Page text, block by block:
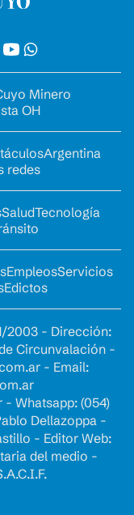
Minero
OH
Argentina
redes
SaludTecnología
EmpleosServicios
Edictos
2003 - Dirección:
Circunvalación -
- Email:
- Whatsapp: (054)
Dellazoppa -
- Editor Web:
del medio -